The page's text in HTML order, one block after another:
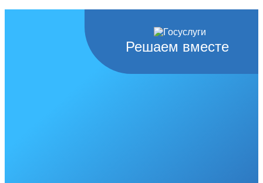
Решаем вместе